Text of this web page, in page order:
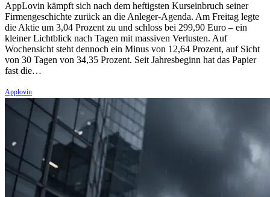
AppLovin kämpft sich nach dem heftigsten Kurseinbruch seiner
Firmengeschichte zurück an die Anleger-Agenda. Am Freitag legte
die Aktie um 3,04 Prozent zu und schloss bei 299,90 Euro – ein
kleiner Lichtblick nach Tagen mit massiven Verlusten. Auf
Wochensicht steht dennoch ein Minus von 12,64 Prozent, auf Sicht
von 30 Tagen von 34,35 Prozent. Seit Jahresbeginn hat das Papier
fast die…
Applovin